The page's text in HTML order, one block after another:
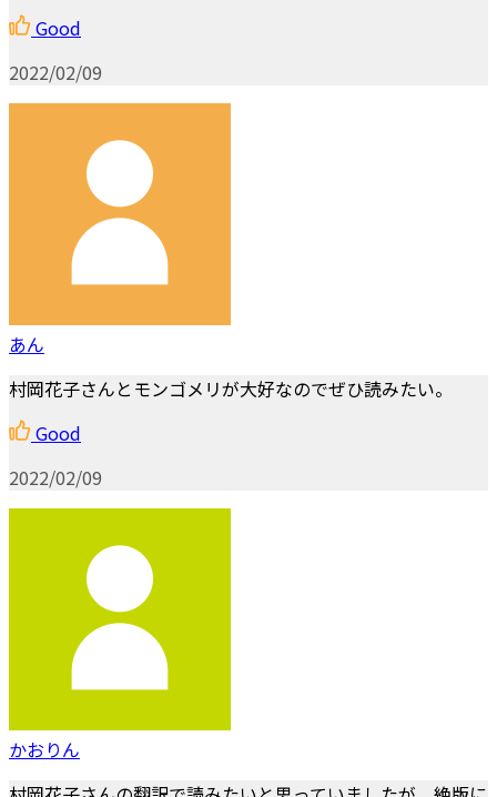
Good
2022/02/09
あん
村岡花子さんとモンゴメリが大好なのでぜひ読みたい。
Good
2022/02/09
かおりん